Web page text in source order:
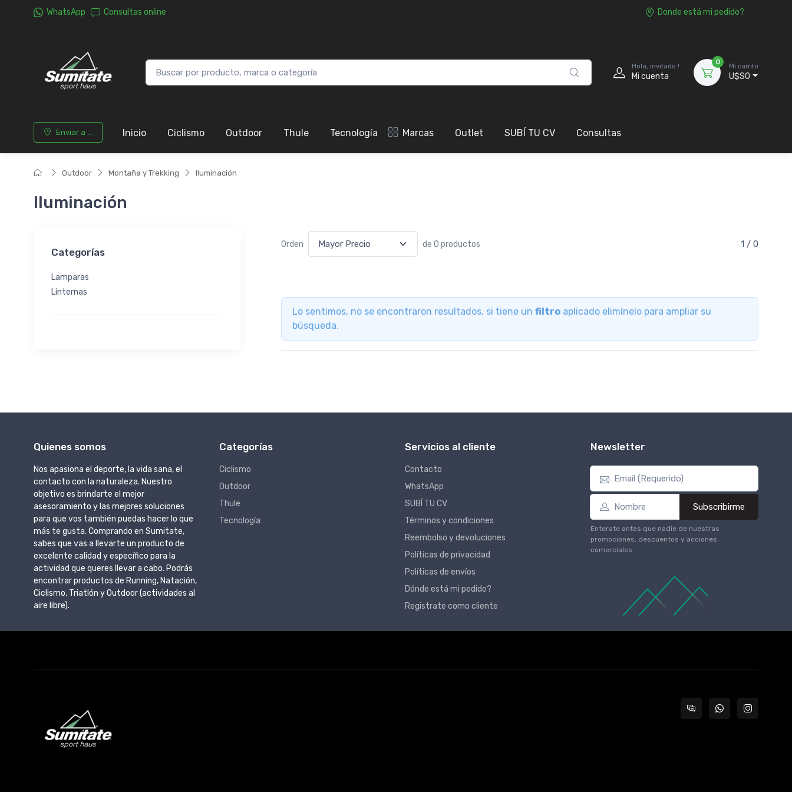
WhatsApp Consultas online Donde está mi pedido?
Hola, invitado !
Mi cuenta
0
Mi carrito
U$S0
Enviar a ... Inicio Ciclismo Outdoor Thule Tecnología Marcas Outlet SUBÍ TU CV Consultas
Outdoor Montaña y Trekking Iluminación
Iluminación
Categorías
Lamparas
Linternas
Orden de 0 productos 1 / 0
Lo sentimos, no se encontraron resultados, si tiene un filtro aplicado elimínelo para ampliar su
búsqueda.
Quienes somos
Nos apasiona el deporte, la vida sana, el
contacto con la naturaleza. Nuestro
objetivo es brindarte el mejor
asesoramiento y las mejores soluciones
para que vos también puedas hacer lo que
más te gusta. Comprando en Sumitate,
sabes que vas a llevarte un producto de
excelente calidad y específico para la
actividad que queres llevar a cabo. Podrás
encontrar productos de Running, Natación,
Ciclismo, Triatlón y Outdoor (actividades al
aire libre).
Categorías
Ciclismo
Outdoor
Thule
Tecnología
Servicios al cliente
Contacto
WhatsApp
SUBÍ TU CV
Términos y condiciones
Reembolso y devoluciones
Políticas de privacidad
Políticas de envíos
Dónde está mi pedido?
Registrate como cliente
Newsletter
Subscribirme
Enterate antes que nadie de nuestras
promociones, descuentos y acciones
comerciales.